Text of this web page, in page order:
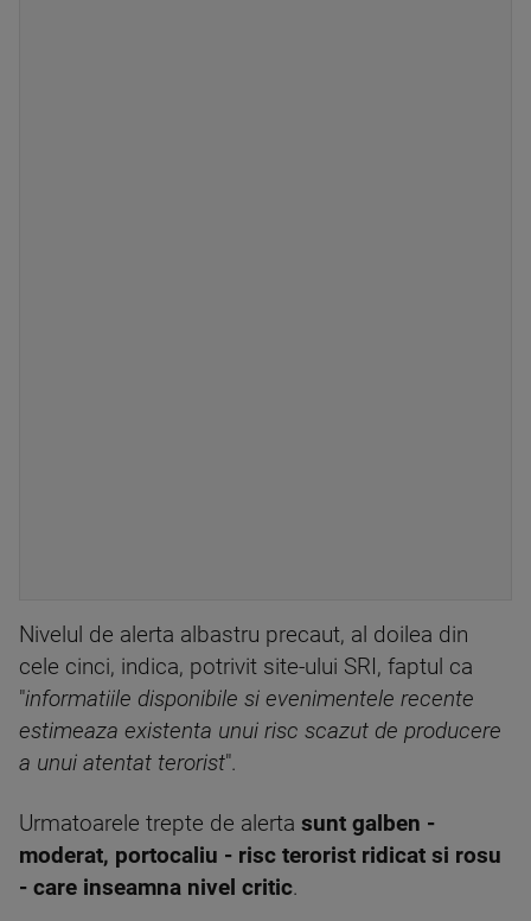
Nivelul de alerta albastru precaut, al doilea din
cele cinci, indica, potrivit site-ului SRI, faptul ca
"informatiile disponibile si evenimentele recente
estimeaza existenta unui risc scazut de producere
a unui atentat terorist".
Urmatoarele trepte de alerta sunt galben -
moderat, portocaliu - risc terorist ridicat si rosu
- care inseamna nivel critic.